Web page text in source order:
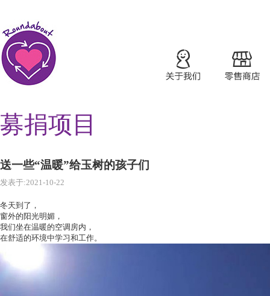
募捐项目
送一些“温暖”给玉树的孩子们
发表于:2021-10-22
冬天到了，
窗外的阳光明媚，
我们坐在温暖的空调房内，
在舒适的环境中学习和工作。